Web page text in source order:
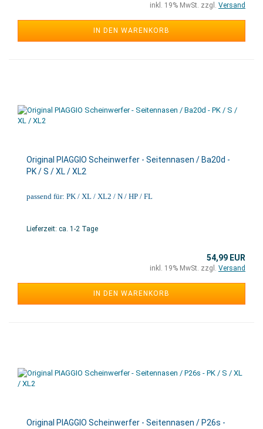
inkl. 19% MwSt. zzgl. Versand
IN DEN WARENKORB
Original PIAGGIO Scheinwerfer - Seitennasen / Ba20d -
PK / S / XL / XL2
passend für: PK / XL / XL2 / N / HP / FL
Lieferzeit: ca. 1-2 Tage
54,99 EUR
inkl. 19% MwSt. zzgl. Versand
IN DEN WARENKORB
Original PIAGGIO Scheinwerfer - Seitennasen / P26s -